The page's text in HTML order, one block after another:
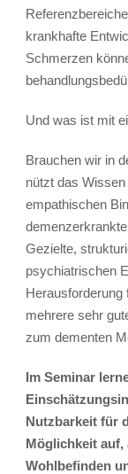
krankhafte
Schmerzen
Und was ist mit
Brauchen wir in
nützt das
empathischen
Gezielte,
psychiatrischen
Herausforderung
mehrere sehr
zum dementen
Im Seminar
Nutzbarkeit für
Möglichkeit auf,
Wohlbefinden